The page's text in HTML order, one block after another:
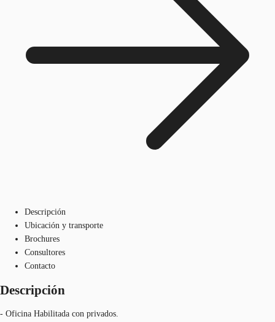
Descripción
Ubicación y transporte
Brochures
Consultores
Contacto
Descripción
- Oficina Habilitada con privados.